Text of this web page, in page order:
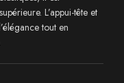
L’appui-tête et
tout en